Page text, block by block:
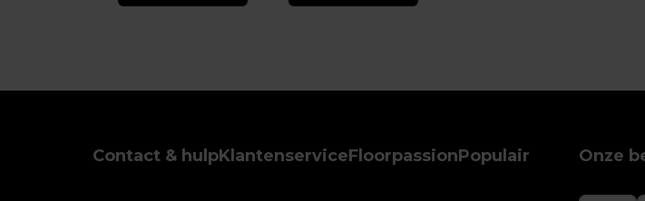
Contact & hulpKlantenserviceFloorpassionPopulair Onze